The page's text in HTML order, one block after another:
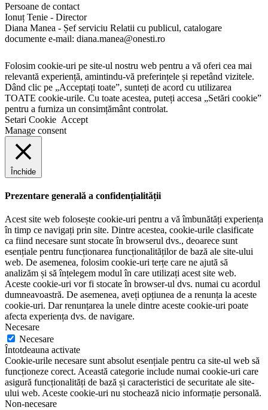
Persoane de contact
Ionuț Tenie - Director
Diana Manea - Șef serviciu Relatii cu publicul, catalogare
documente e-mail: diana.manea@onesti.ro
Folosim cookie-uri pe site-ul nostru web pentru a vă oferi cea mai
relevantă experiență, amintindu-vă preferințele și repetând vizitele.
Dând clic pe „Acceptați toate”, sunteți de acord cu utilizarea
TOATE cookie-urile. Cu toate acestea, puteți accesa „Setări cookie”
pentru a furniza un consimțământ controlat.
Setari Cookie Accept
Manage consent
Închide
Prezentare generală a confidențialității
Acest site web folosește cookie-uri pentru a vă îmbunătăți experiența
în timp ce navigați prin site. Dintre acestea, cookie-urile clasificate
ca fiind necesare sunt stocate în browserul dvs., deoarece sunt
esențiale pentru funcționarea funcționalităților de bază ale site-ului
web. De asemenea, folosim cookie-uri terțe care ne ajută să
analizăm și să înțelegem modul în care utilizați acest site web.
Aceste cookie-uri vor fi stocate în browser-ul dvs. numai cu acordul
dumneavoastră. De asemenea, aveți opțiunea de a renunța la aceste
cookie-uri. Dar renunțarea la unele dintre aceste cookie-uri poate
afecta experiența dvs. de navigare.
Necesare
Necesare
Întotdeauna activate
Cookie-urile necesare sunt absolut esențiale pentru ca site-ul web să
funcționeze corect. Această categorie include numai cookie-uri care
asigură funcționalități de bază și caracteristici de securitate ale site-
ului web. Aceste cookie-uri nu stochează nicio informație personală.
Non-necesare